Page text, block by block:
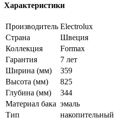
Характеристики
Производитель Electrolux
Страна
Швеция
Коллекция
Formax
Гарантия
7 лет
Ширина (мм)
359
Высота (мм)
825
Глубина (мм)
344
Материал бака эмаль
Тип
накопительный